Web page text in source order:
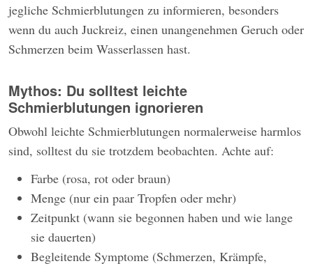
jegliche Schmierblutungen zu informieren, besonders
wenn du auch Juckreiz, einen unangenehmen Geruch oder
Schmerzen beim Wasserlassen hast.
Mythos: Du solltest leichte
Schmierblutungen ignorieren
Obwohl leichte Schmierblutungen normalerweise harmlos
sind, solltest du sie trotzdem beobachten. Achte auf:
Farbe (rosa, rot oder braun)
Menge (nur ein paar Tropfen oder mehr)
Zeitpunkt (wann sie begonnen haben und wie lange
sie dauerten)
Begleitende Symptome (Schmerzen, Krämpfe,